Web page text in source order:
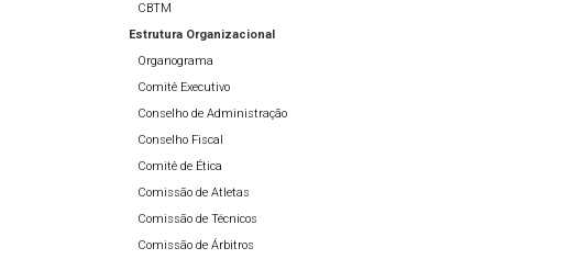
CBTM
Estrutura Organizacional
Organograma
Comitê Executivo
Conselho de Administração
Conselho Fiscal
Comitê de Ética
Comissão de Atletas
Comissão de Técnicos
Comissão de Árbitros